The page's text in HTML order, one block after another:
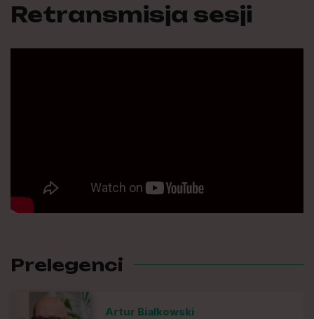
Retransmisja sesji
Prelegenci
Artur Białkowski